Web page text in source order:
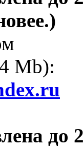
Mb):
до